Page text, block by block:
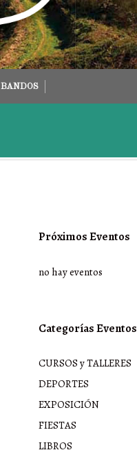
BANDOS
Próximos Eventos
no hay eventos
Categorías Eventos
CURSOS y TALLERES
DEPORTES
EXPOSICIÓN
FIESTAS
LIBROS